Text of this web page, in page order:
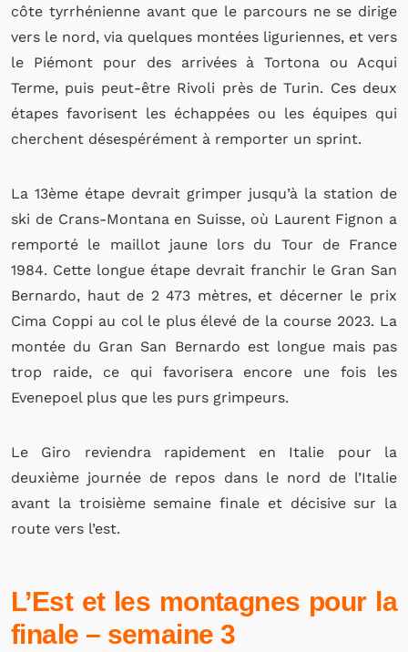
côte tyrrhénienne avant que le parcours ne se dirige
vers le nord, via quelques montées liguriennes, et vers
le Piémont pour des arrivées à Tortona ou Acqui
Terme, puis peut-être Rivoli près de Turin. Ces deux
étapes favorisent les échappées ou les équipes qui
cherchent désespérément à remporter un sprint.
La 13ème étape devrait grimper jusqu’à la station de
ski de Crans-Montana en Suisse, où Laurent Fignon a
remporté le maillot jaune lors du Tour de France
1984. Cette longue étape devrait franchir le Gran San
Bernardo, haut de 2 473 mètres, et décerner le prix
Cima Coppi au col le plus élevé de la course 2023. La
montée du Gran San Bernardo est longue mais pas
trop raide, ce qui favorisera encore une fois les
Evenepoel plus que les purs grimpeurs.
Le Giro reviendra rapidement en Italie pour la
deuxième journée de repos dans le nord de l’Italie
avant la troisième semaine finale et décisive sur la
route vers l’est.
L’Est et les montagnes pour la
finale – semaine 3